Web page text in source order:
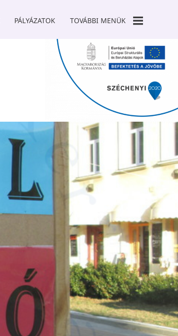
PÁLYÁZATOK TOVÁBBI MENÜK
GALÉRIA
TÁMOGATÓK
SZCK TANODA